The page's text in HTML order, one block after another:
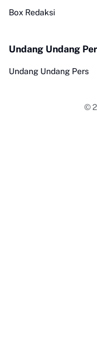
Box Redaksi
Undang Undang
Undang Undang Pers
©